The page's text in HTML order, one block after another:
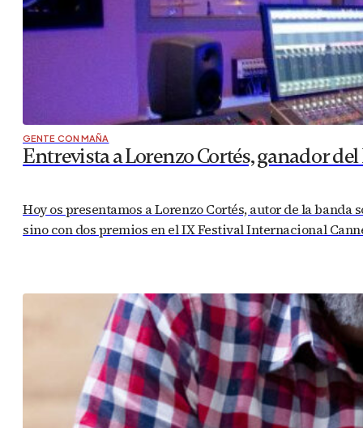
GENTE CON MAÑA
Entrevista a Lorenzo Cortés, ganador
Hoy os presentamos a Lorenzo Cortés, autor de la banda
sino con dos premios en el IX Festival Internacional